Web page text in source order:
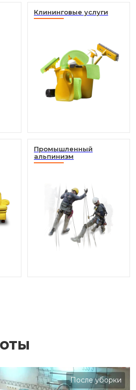
Клининговые услуги
Промышленный
альпинизм
После уборки